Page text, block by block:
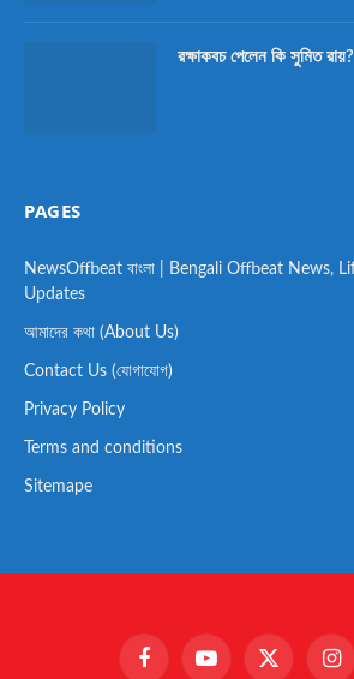
রক্ষাকবচ পেলেন কি সুমিত
PAGES
NewsOffbeat বাংলা | Bengali Offbeat News,
Updates
আমাদের কথা (About Us)
Contact Us (যোগাযোগ)
Privacy Policy
Terms and conditions
Sitemape
FacebookYouTube X